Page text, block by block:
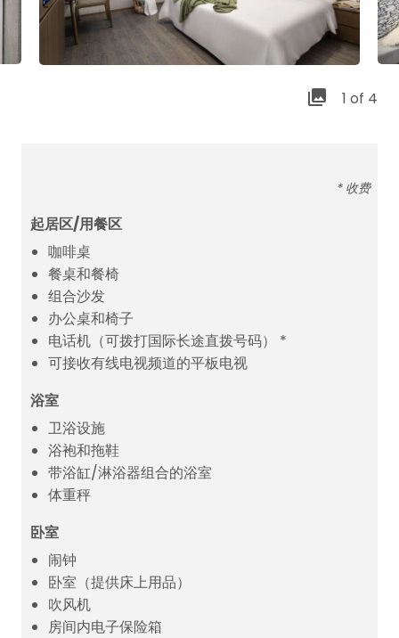
1 of 4
* 收费
起居区/用餐区
咖啡桌
餐桌和餐椅
组合沙发
办公桌和椅子
电话机（可拨打国际长途直拨号码） *
可接收有线电视频道的平板电视
浴室
卫浴设施
浴袍和拖鞋
带浴缸/淋浴器组合的浴室
体重秤
卧室
闹钟
卧室（提供床上用品）
吹风机
房间内电子保险箱